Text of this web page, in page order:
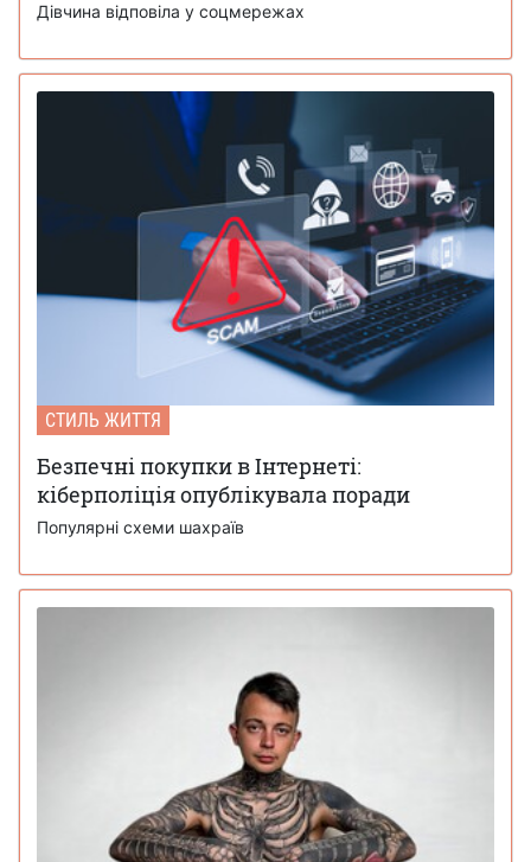
Дівчина відповіла у соцмережах
СТИЛЬ ЖИТТЯ
Безпечні покупки в Інтернеті:
кіберполіція опублікувала поради
Популярні схеми шахраїв